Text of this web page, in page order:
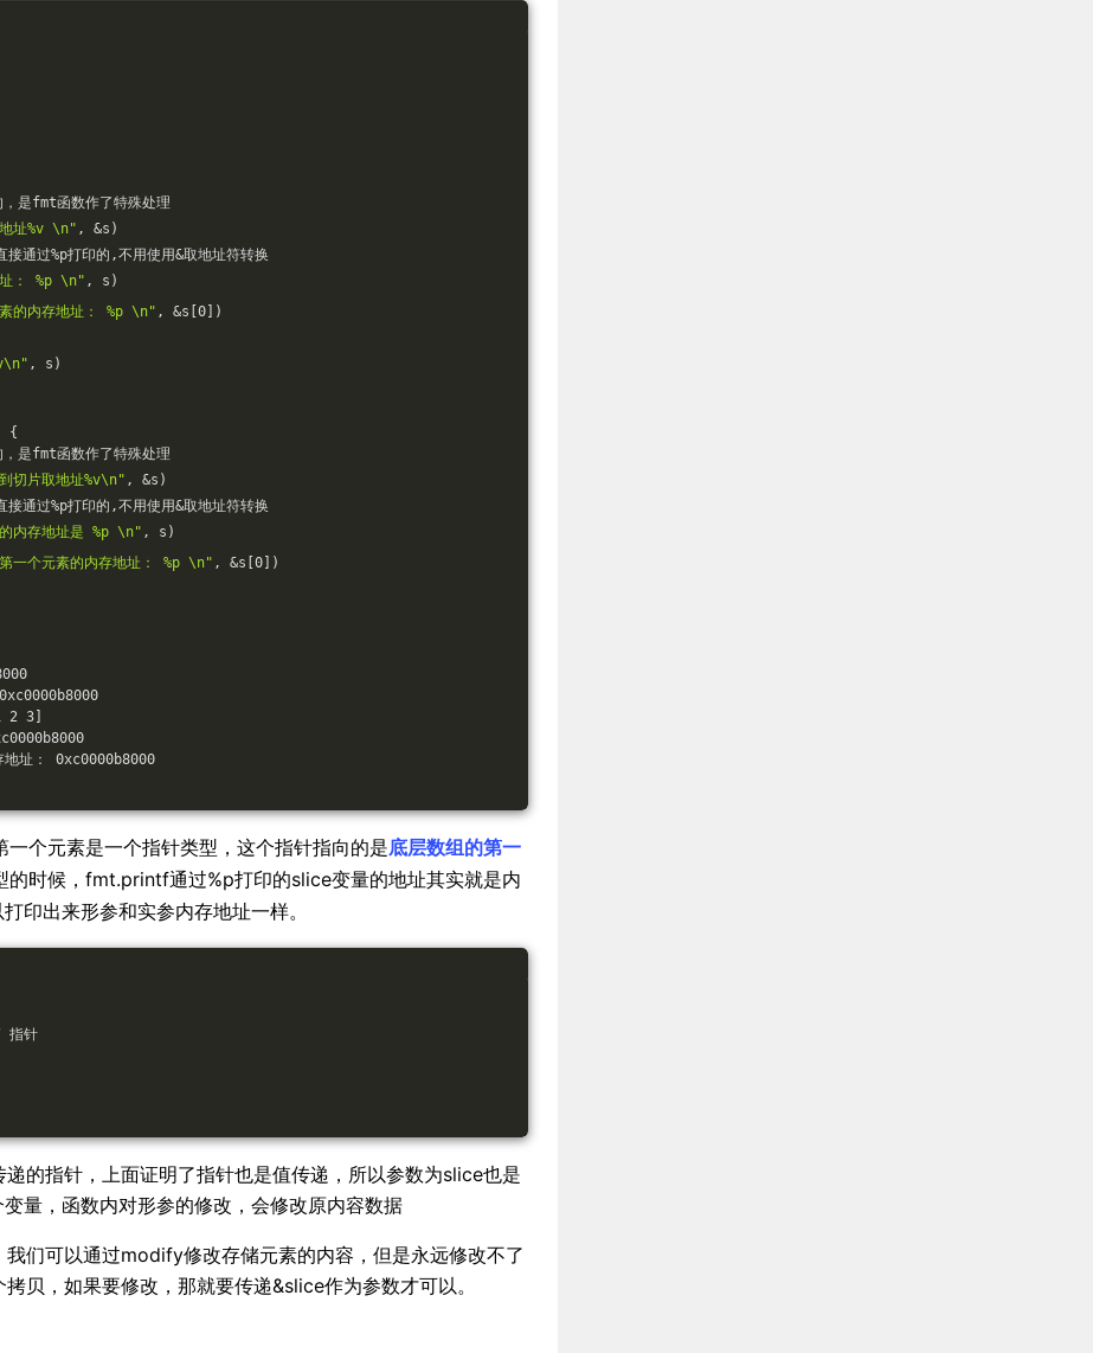
是fmt函数作了特殊处理
址%v \n" , &s)
通过%p打印的,不用使用&取地址符转换
： %p \n" , s)
的内存地址： %p \n" , &s[0])
, s)
{
是fmt函数作了特殊处理
切片取地址%v\n" , &s)
通过%p打印的,不用使用&取地址符转换
内存地址是 %p \n" , s)
一个元素的内存地址： %p \n" , &s[0])
2 3]
地址： 0xc0000b8000
一个元素是一个指针类型，这个指针指向的是底层数组的第一
的时候，fmt.printf通过%p打印的slice变量的地址其实就是内
印出来形参和实参内存地址一样。
针
的指针，上面证明了指针也是值传递，所以参数为slice也是
量，函数内对形参的修改，会修改原内容数据
们可以通过modify修改存储元素的内容，但是永远修改不了
贝，如果要修改，那就要传递&slice作为参数才可以。